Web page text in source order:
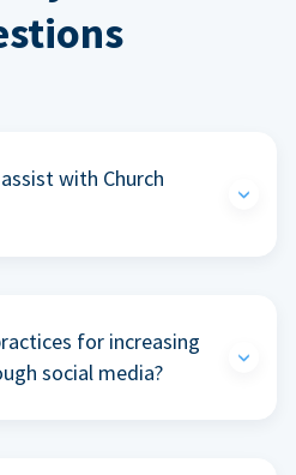
with Church
for increasing
social media?